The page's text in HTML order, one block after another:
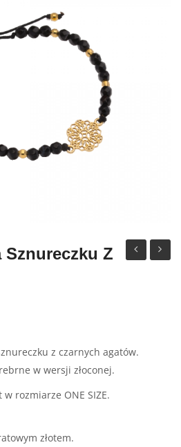
Sznureczku Z
z czarnych agatów.
w wersji złoconej.
rozmiarze ONE SIZE.
złotem.